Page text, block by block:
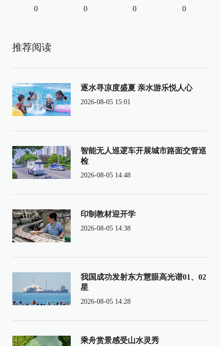
0 0 0 0
推荐阅读
逐水寻凉度盛夏 亲水游乐悦人心
2026-08-05 15:01
智能无人巡逻车开展城市路面交管巡
检
2026-08-05 14:48
印制教材迎开学
2026-08-05 14:38
我国成功发射东方慧眼高光谱01、02
星
2026-08-05 14:28
乘舟赏景感受山水灵秀